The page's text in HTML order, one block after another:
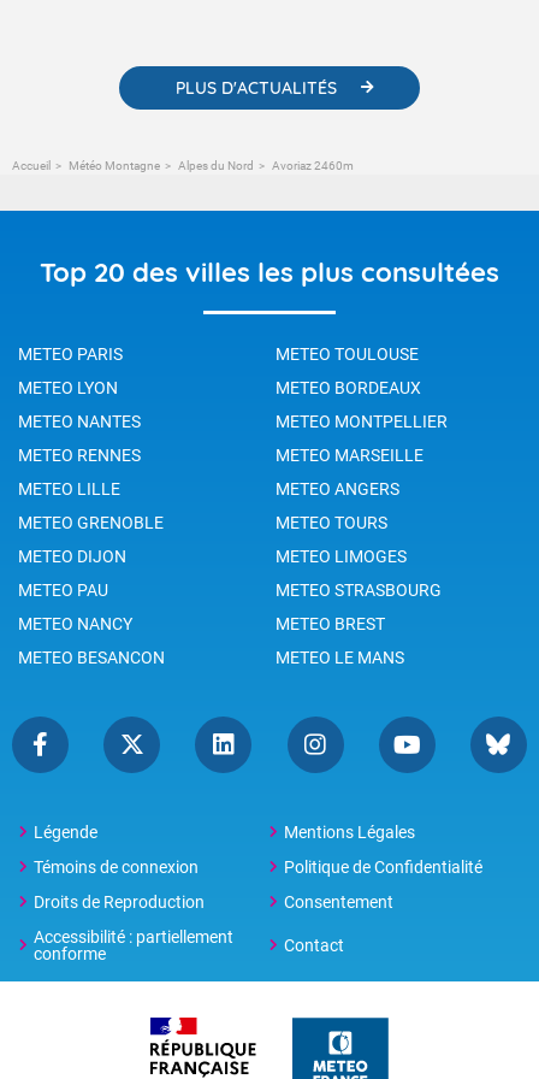
PLUS D'ACTUALITÉS
Accueil Météo Montagne Alpes du Nord Avoriaz 2460m
Top 20 des villes les plus consultées
METEO PARIS
METEO TOULOUSE
METEO LYON
METEO BORDEAUX
METEO NANTES
METEO MONTPELLIER
METEO RENNES
METEO MARSEILLE
METEO LILLE
METEO ANGERS
METEO GRENOBLE
METEO TOURS
METEO DIJON
METEO LIMOGES
METEO PAU
METEO STRASBOURG
METEO NANCY
METEO BREST
METEO BESANCON
METEO LE MANS
Légende
Mentions Légales
Témoins de connexion
Politique de Confidentialité
Droits de Reproduction
Consentement
Accessibilité : partiellement
conforme
Contact